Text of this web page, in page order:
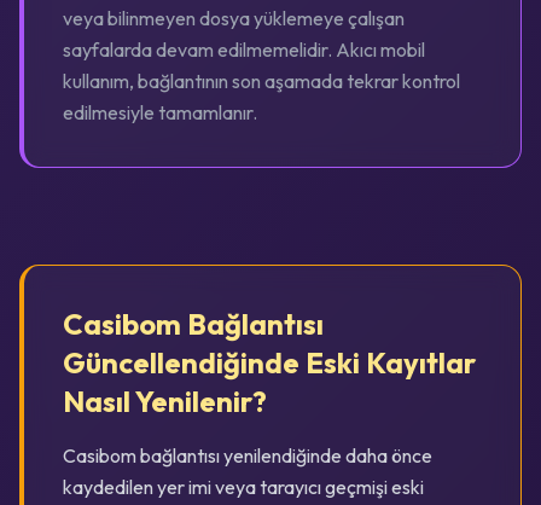
veya bilinmeyen dosya yüklemeye çalışan
sayfalarda devam edilmemelidir. Akıcı mobil
kullanım, bağlantının son aşamada tekrar kontrol
edilmesiyle tamamlanır.
Casibom Bağlantısı
Güncellendiğinde Eski Kayıtlar
Nasıl Yenilenir?
Casibom bağlantısı yenilendiğinde daha önce
kaydedilen yer imi veya tarayıcı geçmişi eski